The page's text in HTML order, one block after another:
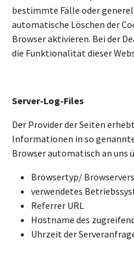
bestimmte Fälle oder
automatische Löschen der
Browser aktivieren. Bei der
die Funktionalität dieser
Server-Log-Files
Der Provider der Seiten
Informationen in so
Browser automatisch an uns
Browsertyp/
verwendetes
Referrer URL
Hostname des
Uhrzeit der